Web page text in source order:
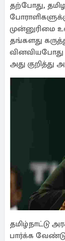
தற்போது,
முன்னுரிமை
தங்களது
அது குறித்து
தமிழ்நாட்டு
பார்க்க